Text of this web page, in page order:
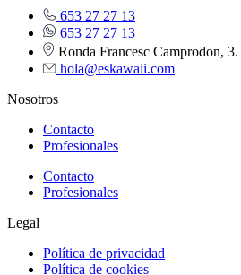
653 27 27 13
653 27 27 13
Ronda Francesc Camprodon,
hola@eskawaii.com
Nosotros
Contacto
Profesionales
Contacto
Profesionales
Legal
Política de privacidad
Política de cookies